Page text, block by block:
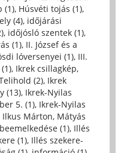
(1), Húsvéti tojás (1),
(4), időjárási
, időjósló szentek (1),
(1), II. József és a
lóversenyei (1), III.
, Ikrek csillagkép,
(2), Ikrek
(13), Ikrek-Nyilas
5. (1), Ikrek-Nyilas
Ilkus Márton, Mátyás
(1), Illés
(1), Illés szekere-